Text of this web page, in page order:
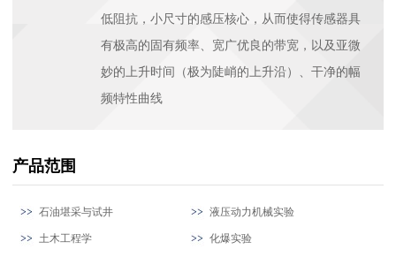
低阻抗，小尺寸的感压核心，从而使得传感器具
有极高的固有频率、宽广优良的带宽，以及亚微
妙的上升时间（极为陡峭的上升沿）、干净的幅
频特性曲线
产品范围
石油堪采与试井 液压动力机械实验
土木工程学 化爆实验